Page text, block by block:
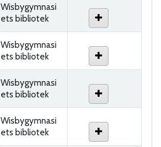
Wisbygymnasi
ets bibliotek
Wisbygymnasi
ets bibliotek
Wisbygymnasi
ets bibliotek
Wisbygymnasi
ets bibliotek